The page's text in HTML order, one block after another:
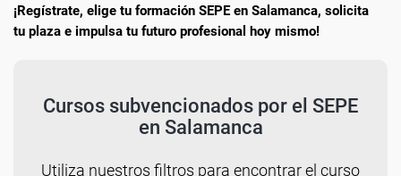
¡Regístrate, elige tu formación SEPE en Salamanca, solicita
tu plaza e impulsa tu futuro profesional hoy mismo!
Cursos subvencionados por el SEPE
en Salamanca
Utiliza nuestros filtros para encontrar el curso